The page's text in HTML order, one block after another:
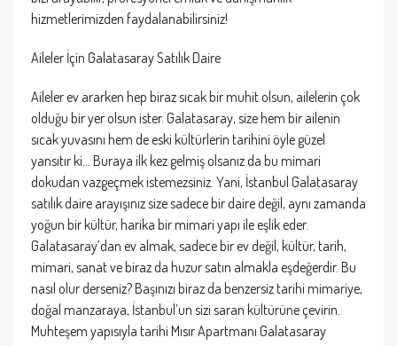
hizmetlerimizden faydalanabilirsiniz!
Aileler İçin Galatasaray Satılık Daire
Aileler ev ararken hep biraz sıcak bir muhit olsun, ailelerin çok
olduğu bir yer olsun ister. Galatasaray, size hem bir ailenin
sıcak yuvasını hem de eski kültürlerin tarihini öyle güzel
yansıtır ki… Buraya ilk kez gelmiş olsanız da bu mimari
dokudan vazgeçmek istemezsiniz. Yani, İstanbul Galatasaray
satılık daire arayışınız size sadece bir daire değil, aynı zamanda
yoğun bir kültür, harika bir mimari yapı ile eşlik eder.
Galatasaray’dan ev almak, sadece bir ev değil, kültür, tarih,
mimari, sanat ve biraz da huzur satın almakla eşdeğerdir. Bu
nasıl olur derseniz? Başınızı biraz da benzersiz tarihi mimariye,
doğal manzaraya, İstanbul’un sizi saran kültürüne çevirin.
Muhteşem yapısıyla tarihi Mısır Apartmanı Galatasaray